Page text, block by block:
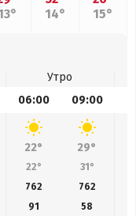
14°
15°
Утро
06:00 09:00
22° 29°
22° 31°
762 762
91 58